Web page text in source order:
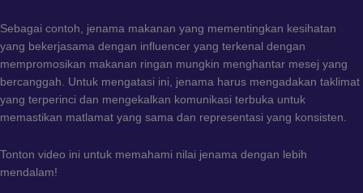
Sebagai contoh, jenama makanan yang mementingkan kesihatan
yang bekerjasama dengan influencer yang terkenal dengan
mempromosikan makanan ringan mungkin menghantar mesej yang
bercanggah. Untuk mengatasi ini, jenama harus mengadakan taklimat
yang terperinci dan mengekalkan komunikasi terbuka untuk
memastikan matlamat yang sama dan representasi yang konsisten.
Tonton video ini untuk memahami nilai jenama dengan lebih
mendalam!